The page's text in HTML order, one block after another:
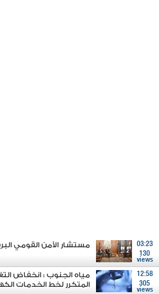
03:23
130
views
مستشار الأمن القومي
12:58
305
views
مياه الجنوب : انخفاض
المتكرر لخط الخدمات